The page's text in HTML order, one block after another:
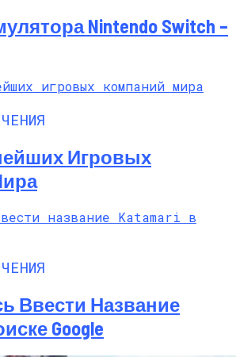
Nintendo Switch –
Игровых
Ввести Название
Google